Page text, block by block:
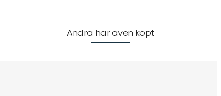
Andra har även köpt